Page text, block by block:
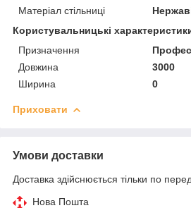
Матеріал стільниці
Користувальницькі
Призначення
Довжина
3000
Ширина
0
Приховати
Умови доставки
Доставка здійснюється тільки по
Нова Пошта